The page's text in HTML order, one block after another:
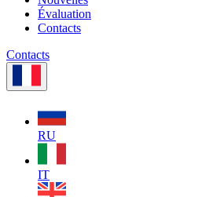
Évaluation
Contacts
Contacts
RU
IT